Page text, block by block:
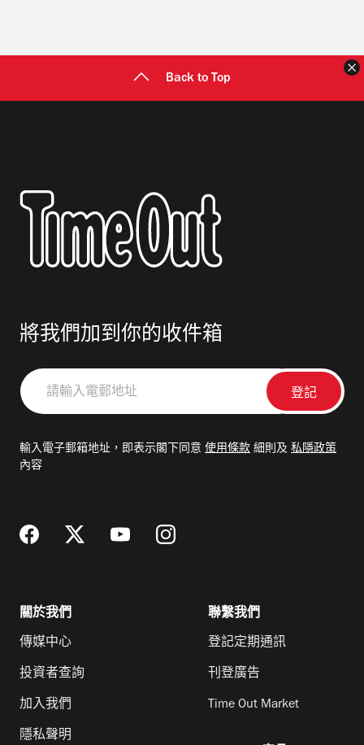
Back to Top
將我們加到你的收件箱
請
輸
郵
輸入電子郵箱地址，即表示閣下同意 使用條款 細則及 私隱政策
內容
關於我們
傳媒中心
投資者查詢
加入我們
隱私聲明
聯繫我們
登記定期通訊
刊登廣告
Time Out Market